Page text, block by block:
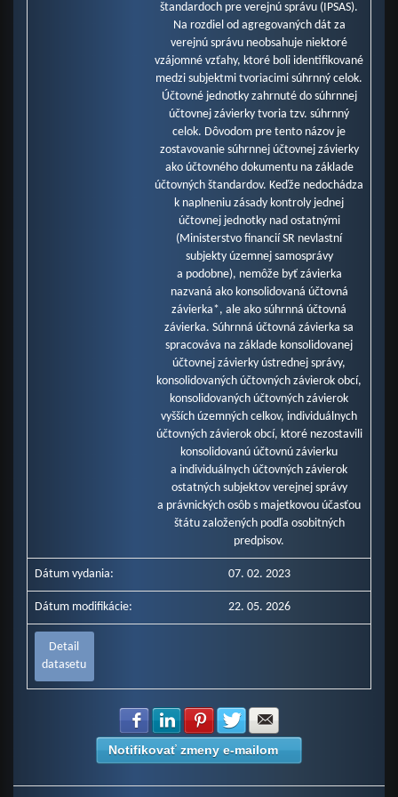
Finančné náklady (mil. eur)
Dane a poplatky (mil. eur)
štandardoch pre verejnú správu (IPSAS).
Na rozdiel od agregovaných dát za
verejnú správu neobsahuje niektoré
vzájomné vzťahy, ktoré boli identifikované
medzi subjektmi tvoriacimi súhrnný celok.
Účtovné jednotky zahrnuté do súhrnnej
účtovnej závierky tvoria tzv. súhrnný
celok. Dôvodom pre tento názov je
zostavovanie súhrnnej účtovnej závierky
ako účtovného dokumentu na základe
účtovných štandardov. Keďže nedochádza
k naplneniu zásady kontroly jednej
účtovnej jednotky nad ostatnými
(Ministerstvo financií SR nevlastní
subjekty územnej samosprávy
a podobne), nemôže byť závierka
nazvaná ako konsolidovaná účtovná
závierka*, ale ako súhrnná účtovná
závierka. Súhrnná účtovná závierka sa
spracováva na základe konsolidovanej
účtovnej závierky ústrednej správy,
konsolidovaných účtovných závierok obcí,
konsolidovaných účtovných závierok
vyšších územných celkov, individuálnych
účtovných závierok obcí, ktoré nezostavili
konsolidovanú účtovnú závierku
a individuálnych účtovných závierok
ostatných subjektov verejnej správy
a právnických osôb s majetkovou účasťou
štátu založených podľa osobitných
predpisov.
Dátum vydania: 07. 02. 2023
Dátum modifikácie: 22. 05. 2026
Detail
datasetu
Zdielať na Facebook
Zdielať na LinkedIn
Zdielať na Pinterest
Zdielať na Twitter
Notifikovať zmeny e-mailom